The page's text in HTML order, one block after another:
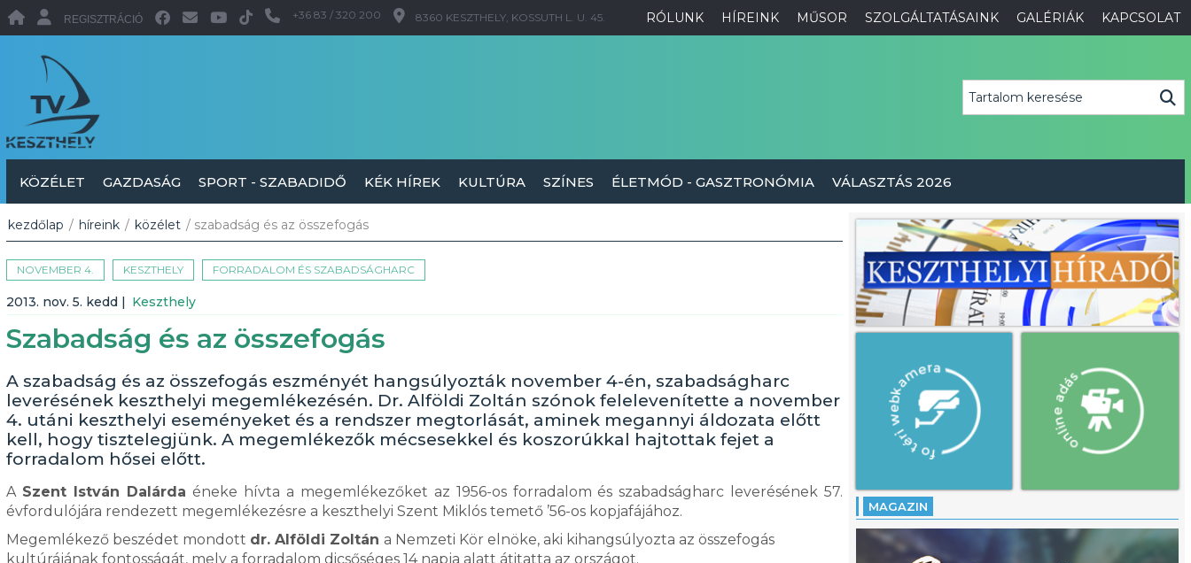
RÓLUNK HÍREINK MŰSOR SZOLGÁLTATÁSAINK GALÉRIÁK KAPCSOLAT
REGISZTRÁCIÓ +36 83 / 320 200 8360 KESZTHELY, KOSSUTH L. U. 45.
KÖZÉLET GAZDASÁG SPORT - SZABADIDŐ KÉK HÍREK KULTÚRA SZÍNES ÉLETMÓD - GASZTRONÓMIA VÁLASZTÁS 2026
kezdőlap / híreink / közélet / szabadság és az összefogás
NOVEMBER 4. KESZTHELY FORRADALOM ÉS SZABADSÁGHARC
2013. nov. 5. kedd | Keszthely
Szabadság és az összefogás
A szabadság és az összefogás eszményét hangsúlyozták november 4-én, szabadságharc
leverésének keszthelyi megemlékezésén. Dr. Alföldi Zoltán szónok felelevenítette a november
4. utáni keszthelyi eseményeket és a rendszer megtorlását, aminek megannyi áldozata előtt
kell, hogy tisztelegjünk. A megemlékezők mécsesekkel és koszorúkkal hajtottak fejet a
forradalom hősei előtt.
A Szent István Dalárda éneke hívta a megemlékezőket az 1956-os forradalom és szabadságharc leverésének 57.
évfordulójára rendezett megemlékezésre a keszthelyi Szent Miklós temető ’56-os kopjafájához.
Megemlékező beszédet mondott dr. Alföldi Zoltán a Nemzeti Kör elnöke, aki kihangsúlyozta az összefogás
kultúrájának fontosságát, mely a forradalom dicsőséges 14 napja alatt átitatta az országot.
MAGAZIN